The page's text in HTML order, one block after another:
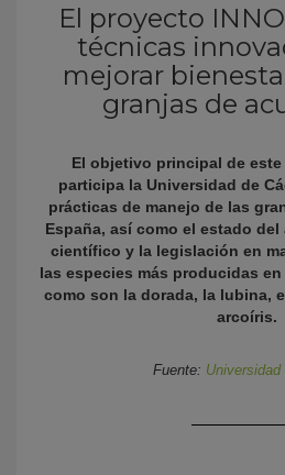
El proyecto
técnicas
mejorar
granjas de
El objetivo principal de
participa la Universidad de
prácticas de manejo de las
España, así como el estado
científico y la legislación en
las especies más producidas
como son la dorada, la lubina,
arcoíris.
Fuente: Universidad